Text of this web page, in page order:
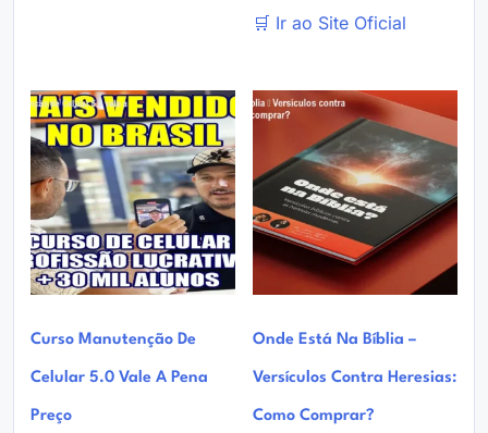
🛒 Ir ao Site Oficial
Curso Manutenção De
Celular 5.0 Vale A Pena
Preço
Onde Está Na Bíblia –
Versículos Contra Heresias:
Como Comprar?